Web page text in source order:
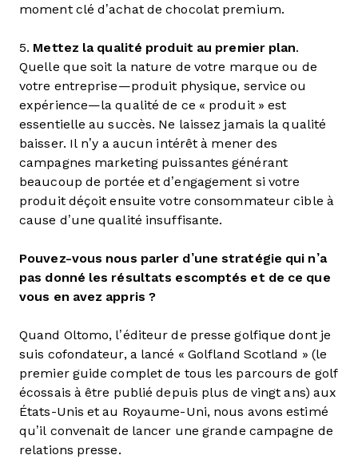
moment clé d’achat de chocolat premium.
5. Mettez la qualité produit au premier plan.
Quelle que soit la nature de votre marque ou de
votre entreprise—produit physique, service ou
expérience—la qualité de ce « produit » est
essentielle au succès. Ne laissez jamais la qualité
baisser. Il n’y a aucun intérêt à mener des
campagnes marketing puissantes générant
beaucoup de portée et d’engagement si votre
produit déçoit ensuite votre consommateur cible à
cause d’une qualité insuffisante.
Pouvez-vous nous parler d’une stratégie qui n’a
pas donné les résultats escomptés et de ce que
vous en avez appris ?
Quand Oltomo, l’éditeur de presse golfique dont je
suis cofondateur, a lancé « Golfland Scotland » (le
premier guide complet de tous les parcours de golf
écossais à être publié depuis plus de vingt ans) aux
États-Unis et au Royaume-Uni, nous avons estimé
qu’il convenait de lancer une grande campagne de
relations presse.